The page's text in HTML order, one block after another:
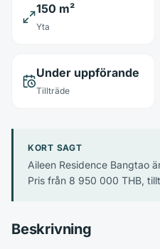
150 m²
Yta
Under uppförande
Tillträde
KORT SAGT
Aileen Residence Bangtao
Pris från 8 950 000 THB,
Beskrivning